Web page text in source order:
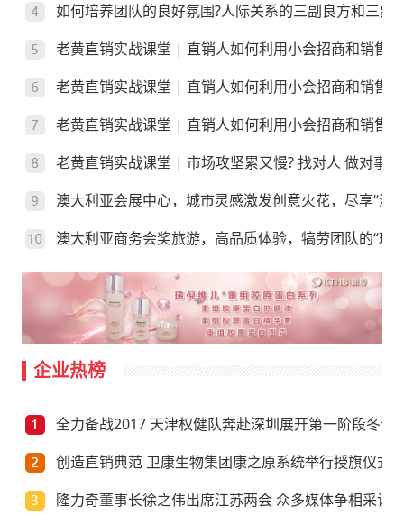
如何培养团队的良好氛围?人际关系的三副良方和三副
老黄直销实战课堂 | 直销人如何利用小会招商和销售
老黄直销实战课堂 | 直销人如何利用小会招商和销售
老黄直销实战课堂 | 直销人如何利用小会招商和销售
老黄直销实战课堂 | 市场攻坚累又慢? 找对人 做对事
澳大利亚会展中心，城市灵感激发创意火花，尽享“澳”
澳大利亚商务会奖旅游，高品质体验，犒劳团队的“玩”
企业热榜
全力备战2017 天津权健队奔赴深圳展开第一阶段冬训
创造直销典范 卫康生物集团康之原系统举行授旗仪式
隆力奇董事长徐之伟出席江苏两会 众多媒体争相采访